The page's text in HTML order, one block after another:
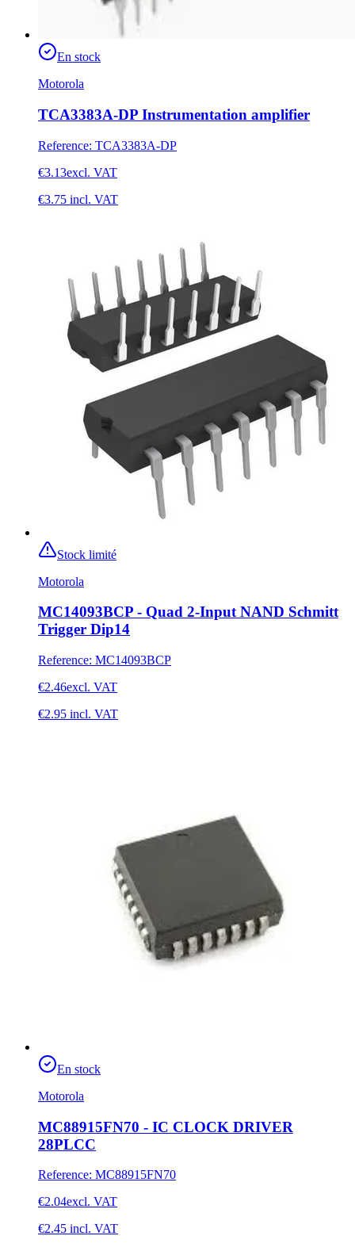
En stock
Motorola
TCA3383A-DP Instrumentation amplifier
Reference: TCA3383A-DP
€3.13excl. VAT
€3.75 incl. VAT
Stock limité
Motorola
MC14093BCP - Quad 2-Input NAND Schmitt
Trigger Dip14
Reference: MC14093BCP
€2.46excl. VAT
€2.95 incl. VAT
En stock
Motorola
MC88915FN70 - IC CLOCK DRIVER
28PLCC
Reference: MC88915FN70
€2.04excl. VAT
€2.45 incl. VAT